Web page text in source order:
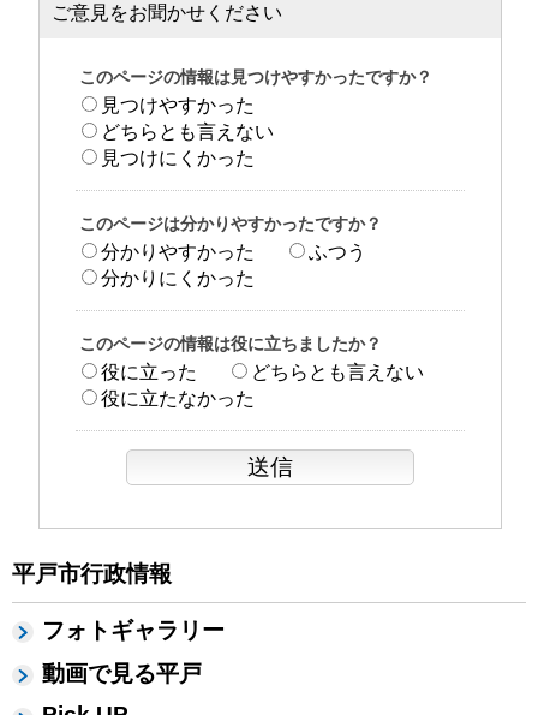
平戸市行政情報
フォトギャラリー
動画で見る平戸
ご意見をお聞かせください
このページの情報は見つけやすかったですか？
見つけやすかった
どちらとも言えない
見つけにくかった
このページは分かりやすかったですか？
分かりやすかった
ふつう
分かりにくかった
このページの情報は役に立ちましたか？
役に立った
どちらとも言えない
役に立たなかった